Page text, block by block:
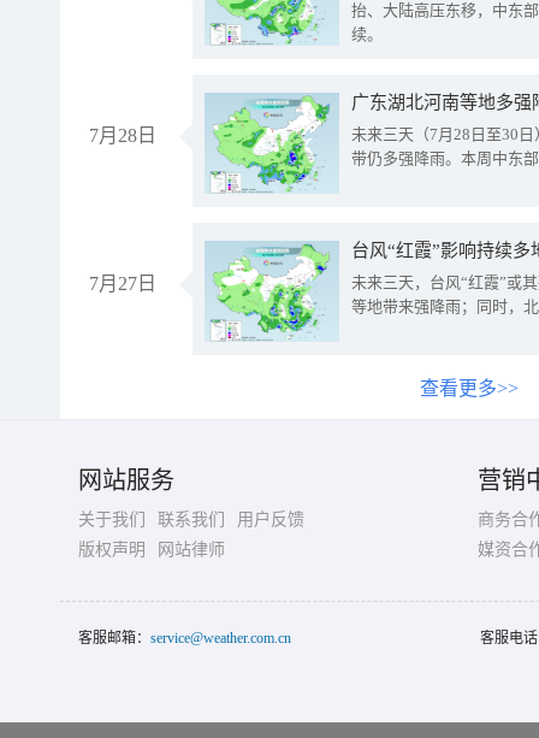
抬、大陆高压东移，中东
续。
7月28日
广东湖北河南等地多
未来三天（7月28日至30
带仍多强降雨。本周中东
7月27日
台风“红霞”影响持续
未来三天，台风“红霞”或
等地带来强降雨；同时，
查看更多>>
网站服务
关于我们 联系我们
用户反馈
版权声明
网站律师
营销
商务合
媒资合
客服邮箱： service@weather.com.cn 客服电